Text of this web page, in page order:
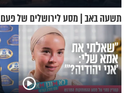
תשעה באב | מסע לירושלים של